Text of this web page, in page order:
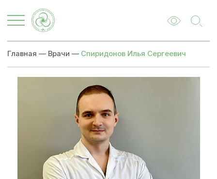
Главная — Врачи — Спиридонов Илья Сергеевич